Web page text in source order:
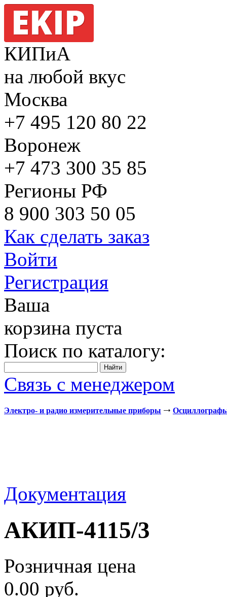
КИПиА
на любой вкус
Москва
+7 495 120 80 22
Воронеж
+7 473 300 35 85
Регионы РФ
8 900 303 50 05
Как сделать заказ
Войти
Регистрация
Ваша
корзина пуста
Поиск по каталогу:
Связь с менеджером
Электро- и радио измерительные приборы
Документация
АКИП-4115/3
Розничная цена
0.00 руб.